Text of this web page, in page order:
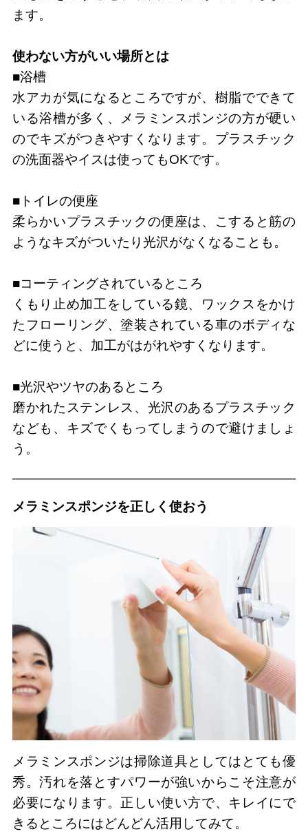
ます。
使わない方がいい場所とは
■浴槽
水アカが気になるところですが、樹脂でできて
いる浴槽が多く、メラミンスポンジの方が硬い
のでキズがつきやすくなります。プラスチック
の洗面器やイスは使ってもOKです。
■トイレの便座
柔らかいプラスチックの便座は、こすると筋の
ようなキズがついたり光沢がなくなることも。
■コーティングされているところ
くもり止め加工をしている鏡、ワックスをかけ
たフローリング、塗装されている車のボディな
どに使うと、加工がはがれやすくなります。
■光沢やツヤのあるところ
磨かれたステンレス、光沢のあるプラスチック
なども、キズでくもってしまうので避けましょ
う。
メラミンスポンジを正しく使おう
メラミンスポンジは掃除道具としてはとても優
秀。汚れを落とすパワーが強いからこそ注意が
必要になります。正しい使い方で、キレイにで
きるところにはどんどん活用してみて。